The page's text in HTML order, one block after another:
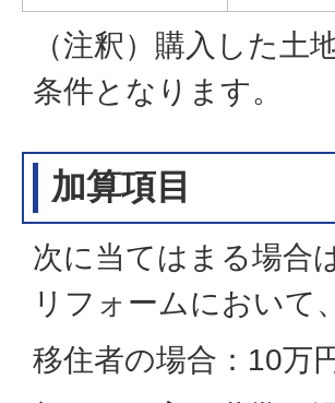
（注釈）購入した
条件となります。
加算項目
次に当てはまる場合
リフォームにおいて
移住者の場合：10万